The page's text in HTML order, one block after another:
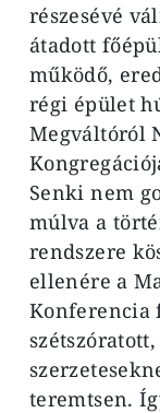
részesévé
átadott
működő,
régi épület
Megváltóról
Senki nem
múlva a
rendszere
ellenére a
Konferencia
teremtsen.